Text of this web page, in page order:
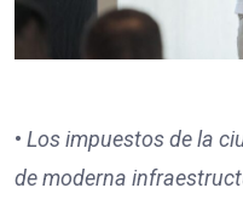
• Los impuestos de la
de moderna